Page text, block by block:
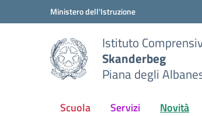
Vai ai contenuti
Vai al menu di navigazione
Ministero dell'Istruzione
Istituto
Skanderbeg
Piana degli
Scuola Servizi Novità